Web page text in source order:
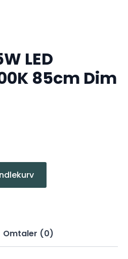
LED
85cm Dim
Omtaler (0)